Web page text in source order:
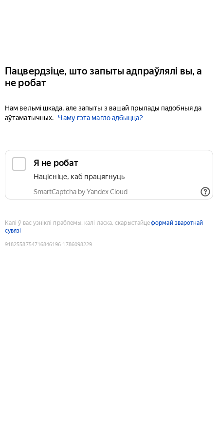
Пацвердзіце, што запыты адпраўлялі вы, а
не робат
Нам вельмі шкада, але запыты з вашай прылады падобныя да
аўтаматычных.
Чаму гэта магло адбыцца?
Я не робат
Націсніце, каб працягнуць
SmartCaptcha by Yandex Cloud
Калі ў вас узніклі праблемы, калі ласка, скарыстайцеформай зваротнай
сувязі
9182558754716846196:1786098229